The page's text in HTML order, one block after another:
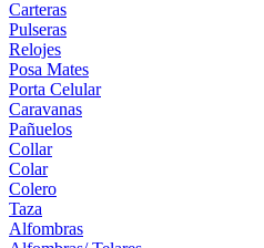
Carteras
Pulseras
Relojes
Posa Mates
Porta Celular
Caravanas
Pañuelos
Collar
Colar
Colero
Taza
Alfombras